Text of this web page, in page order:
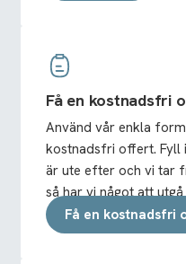
Få en kostnadsfri
Använd vår enkla
kostnadsfri offert. Fyll
är ute efter och vi tar
så har vi något att
Få en kostnadsfri